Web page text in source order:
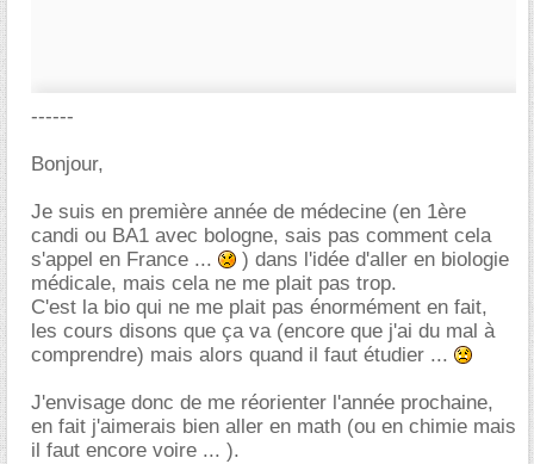
------
Bonjour,
Je suis en première année de médecine (en 1ère
candi ou BA1 avec bologne, sais pas comment cela
s'appel en France ...
) dans l'idée d'aller en biologie
médicale, mais cela ne me plait pas trop.
C'est la bio qui ne me plait pas énormément en fait,
les cours disons que ça va (encore que j'ai du mal à
comprendre) mais alors quand il faut étudier ...
J'envisage donc de me réorienter l'année prochaine,
en fait j'aimerais bien aller en math (ou en chimie mais
il faut encore voire ... ).